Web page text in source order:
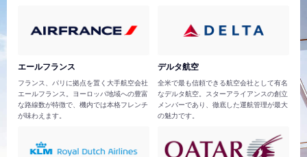
エールフランス
フランス、パリに拠点を置く大手航空会社
エールフランス。ヨーロッパ地域への豊富
な路線数が特徴で、機内では本格フレンチ
が味わえます。
デルタ航空
全米で最も信頼できる航空会社として有名
なデルタ航空。スターアライアンスの創立
メンバーであり、徹底した運航管理が最大
の魅力です。